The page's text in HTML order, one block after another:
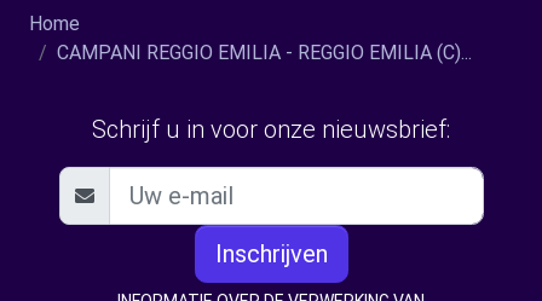
Home
CAMPANI REGGIO EMILIA - REGGIO EMILIA (C)...
Schrijf u in voor onze nieuwsbrief:
Inschrijven